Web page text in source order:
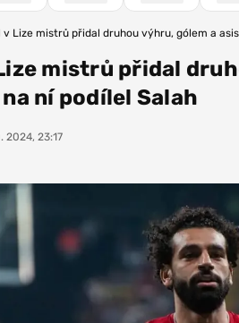
v Lize mistrů přidal druhou výhru, gólem a
mistrů přidal
ní podílel Salah
2024, 23:17